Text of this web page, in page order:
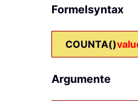
Formelsyntax
COUNTA()
Argumente